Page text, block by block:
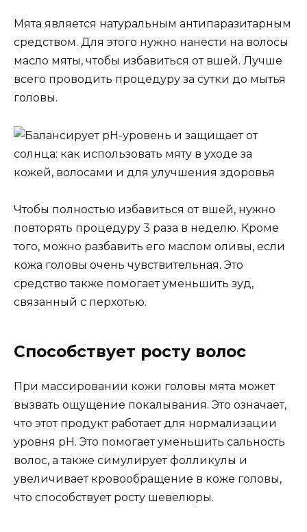
Мята является натуральным антипаразитарным
средством. Для этого нужно нанести на волосы
масло мяты, чтобы избавиться от вшей. Лучше
всего проводить процедуру за сутки до мытья
головы.
Чтобы полностью избавиться от вшей, нужно
повторять процедуру 3 раза в неделю. Кроме
того, можно разбавить его маслом оливы, если
кожа головы очень чувствительная. Это
средство также помогает уменьшить зуд,
связанный с перхотью.
Способствует росту волос
При массировании кожи головы мята может
вызвать ощущение покалывания. Это означает,
что этот продукт работает для нормализации
уровня рН. Это помогает уменьшить сальность
волос, а также симулирует фолликулы и
увеличивает кровообращение в коже головы,
что способствует росту шевелюры.